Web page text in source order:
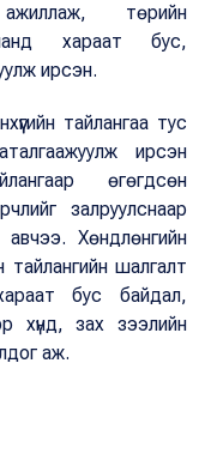
төрийн
хараат бус,
ирсэн.
тайлангаа тус
ирсэн
өгөгдсөн
залруулснаар
авчээ. Хөндлөнгийн
тайлангийн шалгалт
бус байдал,
хүнд, зах зээлийн
аж.